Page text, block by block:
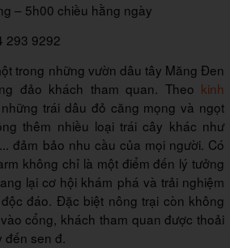
– 5h00 chiều hằng ngày
293 9292
trong những vườn dâu tây Măng Đen
đảo khách tham quan. Theo kinh
trái dâu đỏ căng mọng và ngọt
thêm nhiều loại trái cây khác như
đảm bảo nhu cầu của mọi người. Có
không chỉ là một điểm đến lý tưởng
lại cơ hội khám phá và trải nghiệm
đáo. Đặc biệt nông trại còn không
cổng, khách tham quan được thoải
đến sen đ.